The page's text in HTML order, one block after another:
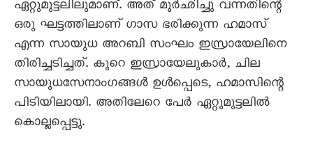
ഏറ്റുമുട്ടലിലുമാണ്. അത് മൂർഛിച്ചു വന്നതിന്റെ
ഒരു ഘട്ടത്തിലാണ് ഗാസ ഭരിക്കുന്ന ഹമാസ്
എന്ന സായുധ അറബി സംഘം ഇസ്രായേലിനെ
തിരിച്ചടിച്ചത്. കുറെ ഇസ്രായേലുകാർ, ചില
സായുധസേനാംഗങ്ങൾ ഉൾപ്പെടെ, ഹമാസിന്റെ
പിടിയിലായി. അതിലേറെ പേർ ഏറ്റുമുട്ടലിൽ
കൊല്ലപ്പെട്ടു.